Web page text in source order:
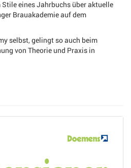
eines Jahrbuchs über aktuelle
Brauakademie auf dem
selbst, gelingt so auch beim
von Theorie und Praxis in